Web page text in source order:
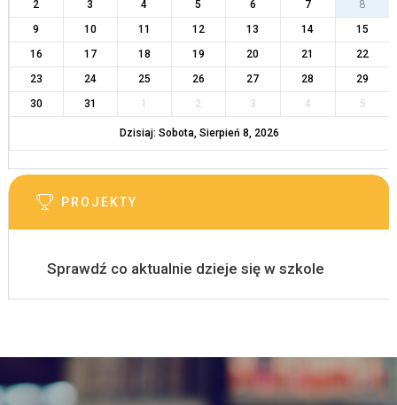
2
3 4 5 6 7
8
9
10 11 12 13 14
15
16
17 18 19 20 21
22
23
24 25 26 27 28
29
30
31 1 2 3 4 5
Dzisiaj: Sobota, Sierpień 8, 2026
PROJEKTY
Sprawdź co aktualnie dzieje się w szkole